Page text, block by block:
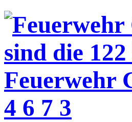
Feuerwehr
4 6 7 3